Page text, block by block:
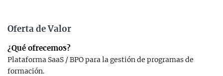
Oferta de Valor
¿Qué ofrecemos?
Plataforma SaaS / BPO para la gestión de programas de
formación.